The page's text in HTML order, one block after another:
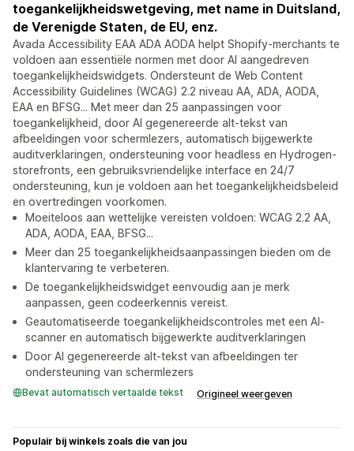
toegankelijkheidswetgeving, met name in Duitsland,
de Verenigde Staten, de EU, enz.
Avada Accessibility EAA ADA AODA helpt Shopify-merchants te
voldoen aan essentiële normen met door AI aangedreven
toegankelijkheidswidgets. Ondersteunt de Web Content
Accessibility Guidelines (WCAG) 2.2 niveau AA, ADA, AODA,
EAA en BFSG... Met meer dan 25 aanpassingen voor
toegankelijkheid, door AI gegenereerde alt-tekst van
afbeeldingen voor schermlezers, automatisch bijgewerkte
auditverklaringen, ondersteuning voor headless en Hydrogen-
storefronts, een gebruiksvriendelijke interface en 24/7
ondersteuning, kun je voldoen aan het toegankelijkheidsbeleid
en overtredingen voorkomen.
Moeiteloos aan wettelijke vereisten voldoen: WCAG 2.2 AA,
ADA, AODA, EAA, BFSG...
Meer dan 25 toegankelijkheidsaanpassingen bieden om de
klantervaring te verbeteren.
De toegankelijkheidswidget eenvoudig aan je merk
aanpassen, geen codeerkennis vereist.
Geautomatiseerde toegankelijkheidscontroles met een AI-
scanner en automatisch bijgewerkte auditverklaringen
Door AI gegenereerde alt-tekst van afbeeldingen ter
ondersteuning van schermlezers
Bevat automatisch vertaalde tekst Origineel weergeven
Populair bij winkels zoals die van jou